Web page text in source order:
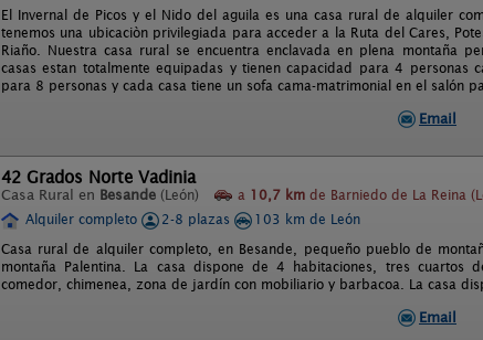
El Invernal de Picos y el Nido del aguila es una casa rural de alquiler
tenemos una ubicaciòn privilegiada para acceder a la Ruta del Cares,
Riaño. Nuestra casa rural se encuentra enclavada en plena montaña
casas estan totalmente equipadas y tienen capacidad para 4 personas
para 8 personas y cada casa tiene un sofa cama-matrimonial en el salón
Email
42 Grados Norte Vadinia
Casa Rural en Besande (León) a 10,7 km de Barniedo de La Reina
Alquiler completo
2-8 plazas
103 km de León
Casa rural de alquiler completo, en Besande, pequeño pueblo de
montaña Palentina. La casa dispone de 4 habitaciones, tres cuartos
comedor, chimenea, zona de jardín con mobiliario y barbacoa. La casa
Email